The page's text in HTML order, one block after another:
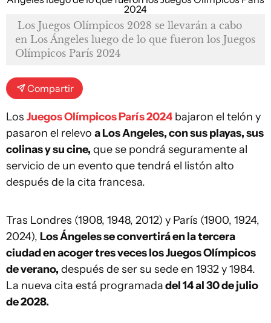
Los Juegos Olímpicos 2028 se llevarán a cabo
en Los Ángeles luego de lo que fueron los Juegos
Olímpicos París 2024
Compartir
Los Juegos Olímpicos París 2024 bajaron el telón y
pasaron el relevo a Los Angeles, con sus playas, sus
colinas y su cine, que se pondrá seguramente al
servicio de un evento que tendrá el listón alto
después de la cita francesa.
Tras Londres (1908, 1948, 2012) y París (1900, 1924,
2024), Los Ángeles se convertirá en la tercera
ciudad en acoger tres veces los Juegos Olímpicos
de verano, después de ser su sede en 1932 y 1984.
La nueva cita está programadadel 14 al 30 de julio
de 2028.